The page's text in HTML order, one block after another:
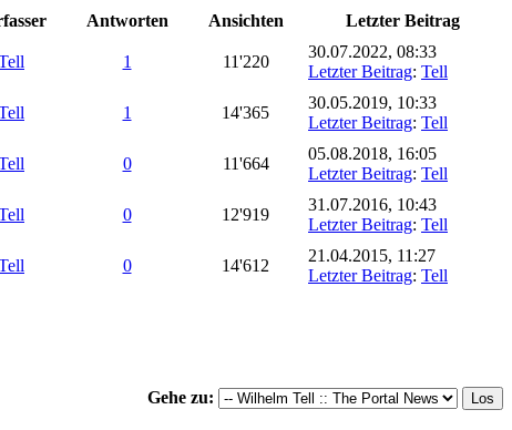
Antworten Ansichten Letzter Beitrag
1 11'220
30.07.2022, 08:33
Letzter Beitrag: Tell
1 14'365
30.05.2019, 10:33
Letzter Beitrag: Tell
0 11'664
05.08.2018, 16:05
Letzter Beitrag: Tell
0 12'919
31.07.2016, 10:43
Letzter Beitrag: Tell
0 14'612
21.04.2015, 11:27
Letzter Beitrag: Tell
Gehe zu: